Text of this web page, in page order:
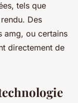
tels que
Des
amg, ou certains
directement de